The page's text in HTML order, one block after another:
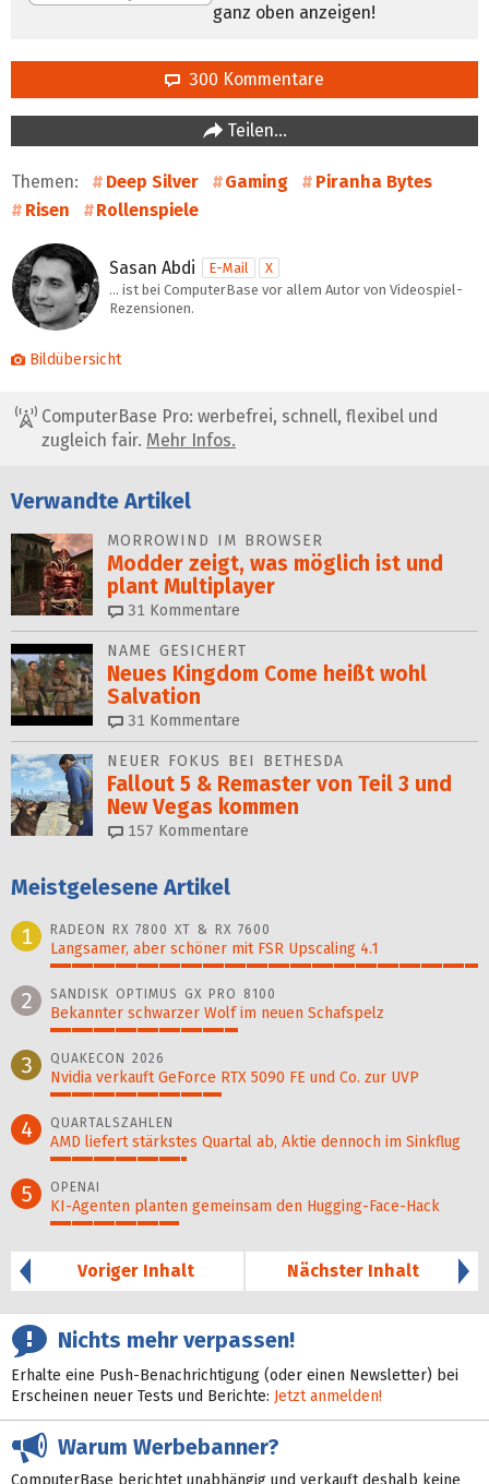
ganz oben anzeigen!
300 Kommentare
Teilen…
Themen: Deep Silver Gaming
Piranha Bytes
Risen
Rollenspiele
Sasan Abdi E-Mail
X
… ist bei ComputerBase vor allem Autor von Videospiel-
Rezensionen.
Bildübersicht
ComputerBase Pro: werbefrei, schnell, flexibel und
zugleich fair. Mehr Infos.
Verwandte Artikel
MORROWIND IM BROWSER
Modder zeigt, was möglich ist und
plant Multiplayer
31 Kommentare
NAME GESICHERT
Neues Kingdom Come heißt wohl
Salvation
31 Kommentare
NEUER FOKUS BEI BETHESDA
Fallout 5 & Remaster von Teil 3 und
New Vegas kommen
157 Kommentare
Meistgelesene Artikel
1
RADEON RX 7800 XT & RX 7600
Langsamer, aber schöner mit FSR Upscaling 4.1
2 SANDISK OPTIMUS GX PRO 8100
Bekannter schwarzer Wolf im neuen Schafspelz
3 QUAKECON 2026
Nvidia verkauft GeForce RTX 5090 FE und Co. zur UVP
4 QUARTALSZAHLEN
AMD liefert stärkstes Quartal ab, Aktie dennoch im Sinkflug
5 OPENAI
KI-Agenten planten gemein­sam den Hugging-Face-Hack
Voriger Inhalt
Nächster Inhalt
Nichts mehr verpassen!
Erhalte eine Push-Benachrichtigung (oder einen Newsletter) bei
Erscheinen neuer Tests und Berichte: Jetzt anmelden!
Warum Werbebanner?
ComputerBase berichtet unabhängig und verkauft deshalb keine